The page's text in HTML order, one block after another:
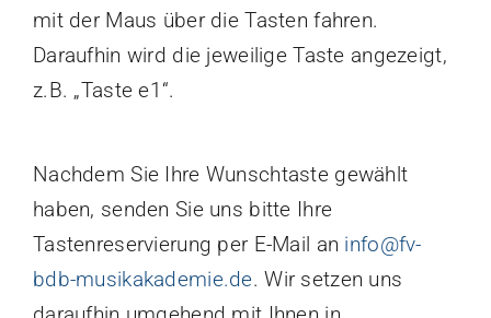
mit der Maus über die Tasten fahren.
Daraufhin wird die jeweilige Taste angezeigt,
z.B. „Taste e1“.
Nachdem Sie Ihre Wunschtaste gewählt
haben, senden Sie uns bitte Ihre
Tastenreservierung per E-Mail an info@fv-
bdb-musikakademie.de. Wir setzen uns